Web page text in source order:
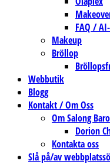
FAQ /
Makeup
Bröllop
Webbutik
Blogg
Kontakt / Om Oss
Om Salong
Dorion
Kontakta oss
Slå på/av